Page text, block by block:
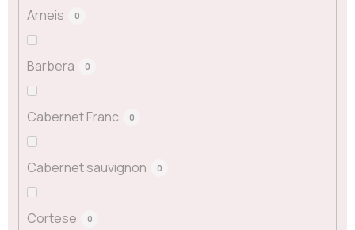
Arneis 0
Barbera 0
Cabernet Franc 0
Cabernet sauvignon 0
Cortese 0